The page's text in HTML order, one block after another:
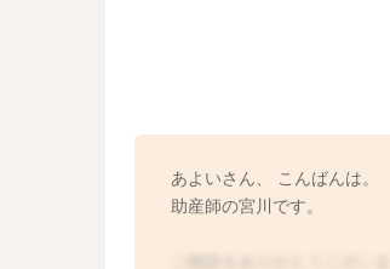
あよいさん、 こんばんは。
助産師の宮川です。